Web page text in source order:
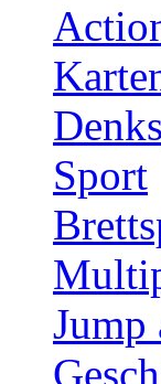
Sport
Jump